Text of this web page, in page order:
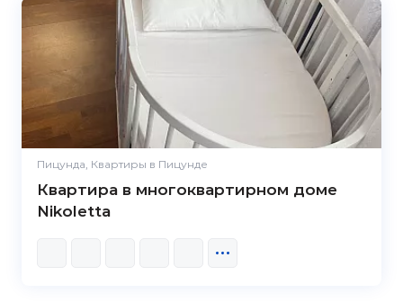
Пицунда, Квартиры в Пицунде
Квартира в многоквартирном доме
Nikoletta